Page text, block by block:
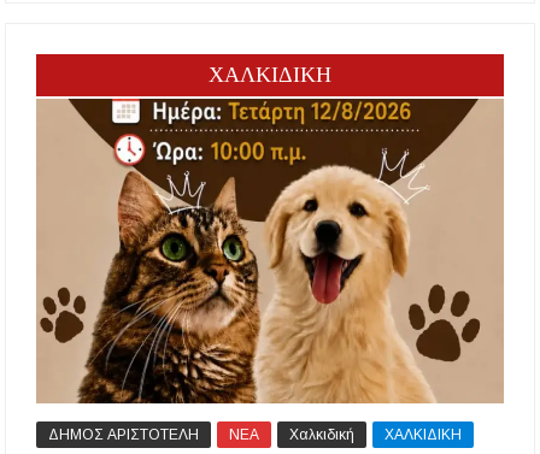
ΧΑΛΚΙΔΙΚΗ
ΔΗΜΟΣ ΑΡΙΣΤΟΤΕΛΗ ΝΕΑ Χαλκιδική ΧΑΛΚΙΔΙΚΗ